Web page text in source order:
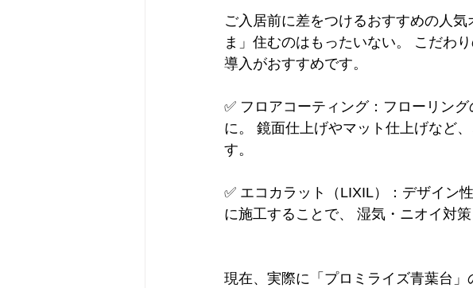
ご入居前に差をつけるおすすめの人
ま」住むのはもったいない。 こだわ
導入がおすすめです。
✅ フロアコーティング：フローリン
に。 鏡面仕上げやマット仕上げなど
す。
✅ エコカラット（LIXIL）：デザイン
に施工することで、 湿気・ニオイ対
現在、実際に「プロミライズ青葉台